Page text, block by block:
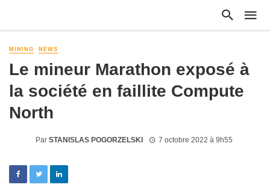
MINING NEWS
Le mineur Marathon exposé à
la société en faillite Compute
North
Par STANISLAS POGORZELSKI 7 octobre 2022 à 9h55